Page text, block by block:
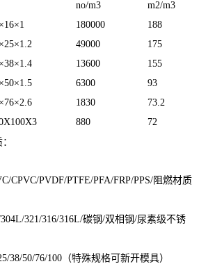
no/m3
m2/m3
180000
188
49000
175
13600
155
6300
93
1830
73.2
880
72
CPVC/PVDF/PTFE/PFA/FRP/PPS/阻燃材质
321/316/316L/碳钢/双相钢/尿素级不锈
38/50/76/100（特殊规格可新开模具）